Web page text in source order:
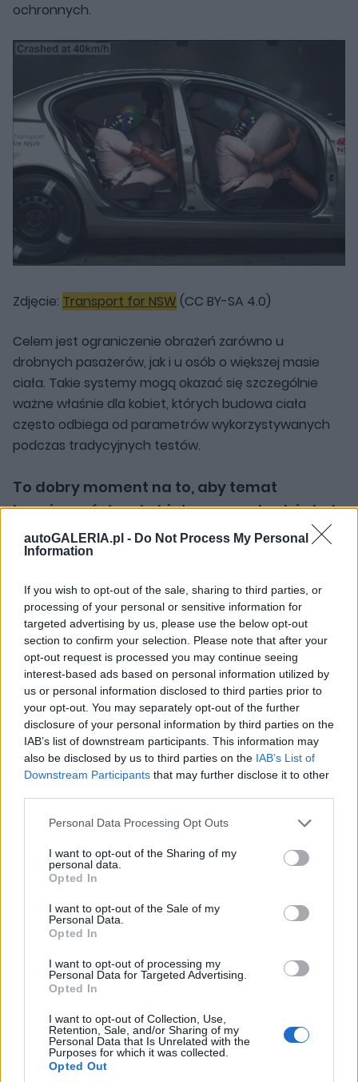
autoGALERIA.pl - Do Not Process My Personal
Information
If you wish to opt-out of the sale, sharing to third parties, or
processing of your personal or sensitive information for
targeted advertising by us, please use the below opt-out
section to confirm your selection. Please note that after your
opt-out request is processed you may continue seeing
interest-based ads based on personal information utilized by
us or personal information disclosed to third parties prior to
your opt-out. You may separately opt-out of the further
disclosure of your personal information by third parties on the
IAB’s list of downstream participants. This information may
also be disclosed by us to third parties on the IAB’s List of
Downstream Participants that may further disclose it to other
Please note that this website/app uses one or more Google
not limited to your visit or usage behaviour. You may click to
grant or deny consent to Google and its third-party tags to
use your data for below specified purposes in below Google
consent section.
Personal Data Processing Opt Outs
I want to opt-out of the Sharing of my
personal data.
Opted In
I want to opt-out of the Sale of my
Personal Data.
Opted In
I want to opt-out of processing my
Personal Data for Targeted Advertising.
Opted In
I want to opt-out of Collection, Use,
Retention, Sale, and/or Sharing of my
Personal Data that Is Unrelated with the
Purposes for which it was collected.
Opted Out
ochronnych.
Zdjęcie: Transport for NSW (CC BY-SA 4.0)
Celem jest ograniczenie obrażeń zarówno u
drobnych pasażerów, jak i u osób o większej masie
ciała. Takie systemy mogą okazać się szczególnie
ważne właśnie dla kobiet, których budowa ciała
często odbiega od parametrów wykorzystywanych
podczas tradycyjnych testów.
To dobry moment na to, aby temat
bezpieczeństwa kobiet w samochodzie był
jeszcze mocniej eksplorowany
się stosunkowo bezpiecznie w samochodzie,
aczkolwiek większość pojazdów stworzono głównie z
myślą o mężczyznach. Wydawać by się mogło, że
czasy, w których takie podejście wiodło prym, są już
dawno za nami. Jak widać niekoniecznie - choć na
szczęście powoli się to zmienia.
Coraz większa liczba firm rezygnuje już ze stosowania
wyłącznie danych dotyczących przeciętnego
mężczyzny. Dopiero teraz, gdy poważniej podchodzi
się do tematu bezpieczeństwa kobiet, producenci
odkrywają jak wiele mają do nadrobienia.
Moim zdaniem jest to jednak zaledwie zalążek działań,
które powinny być wdrożone już lata temu. Świat nie
kręci się wokół mężczyzn, a w samochodzie każdy
musi czuć się pewnie i bezpiecznie. Dlaczego kobiety
mają być tutaj pokrzywdzone? To dla mnie absolutnie
niepojęte.